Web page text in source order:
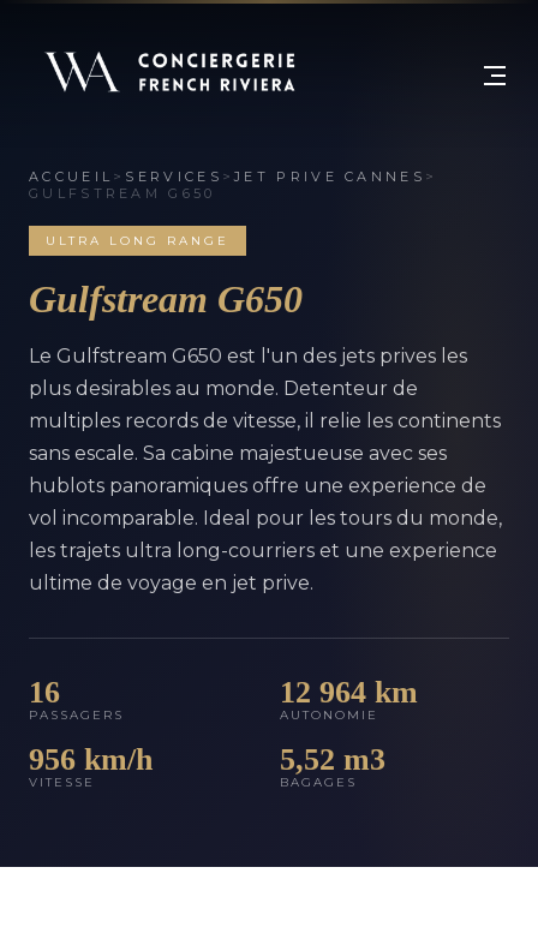
ACCUEIL > SERVICES >JET PRIVE CANNES >
GULFSTREAM G650
ULTRA LONG RANGE
Gulfstream G650
Le Gulfstream G650 est l'un des jets prives les
plus desirables au monde. Detenteur de
multiples records de vitesse, il relie les continents
sans escale. Sa cabine majestueuse avec ses
hublots panoramiques offre une experience de
vol incomparable. Ideal pour les tours du monde,
les trajets ultra long-courriers et une experience
ultime de voyage en jet prive.
16
PASSAGERS
12 964 km
AUTONOMIE
956 km/h
VITESSE
5,52 m3
BAGAGES